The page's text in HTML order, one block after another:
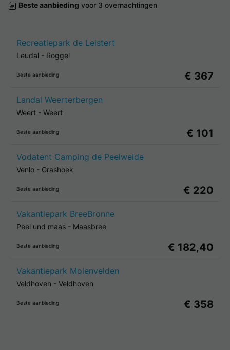
Beste aanbieding voor 3 overnachtingen
Recreatiepark de Leistert
Leudal - Roggel
Beste aanbieding € 367
Landal Weerterbergen
Weert - Weert
Beste aanbieding € 101
Vodatent Camping de Peelweide
Venlo - Grashoek
Beste aanbieding € 220
Vakantiepark BreeBronne
Peel und maas - Maasbree
Beste aanbieding € 182,40
Vakantiepark Molenvelden
Veldhoven - Veldhoven
Beste aanbieding € 358